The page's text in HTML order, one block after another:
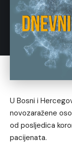
U Bosni i
novozaražene
od posljedica
pacijenata.